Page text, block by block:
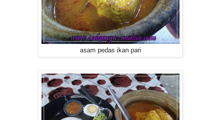
asam pedas ikan pari